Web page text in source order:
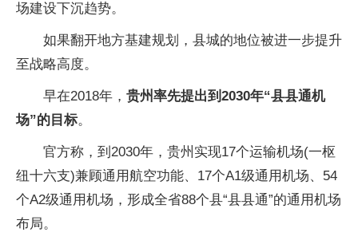
场建设下沉趋势。
如果翻开地方基建规划，县城的地位被进一步提升
至战略高度。
早在2018年， 贵州率先提出到2030年“县县通机
场”的目标。
官方称，到2030年，贵州实现17个运输机场(一枢
纽十六支)兼顾通用航空功能、17个A1级通用机场、54
个A2级通用机场，形成全省88个县“县县通”的通用机场
布局。